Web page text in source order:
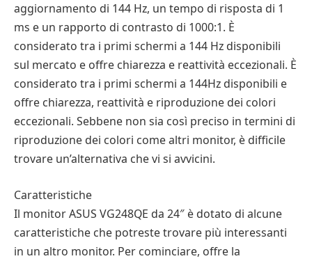
aggiornamento di 144 Hz, un tempo di risposta di 1
ms e un rapporto di contrasto di 1000:1. È
considerato tra i primi schermi a 144 Hz disponibili
sul mercato e offre chiarezza e reattività eccezionali. È
considerato tra i primi schermi a 144Hz disponibili e
offre chiarezza, reattività e riproduzione dei colori
eccezionali. Sebbene non sia così preciso in termini di
riproduzione dei colori come altri monitor, è difficile
trovare un’alternativa che vi si avvicini.
Caratteristiche
Il monitor ASUS VG248QE da 24″ è dotato di alcune
caratteristiche che potreste trovare più interessanti
in un altro monitor. Per cominciare, offre la